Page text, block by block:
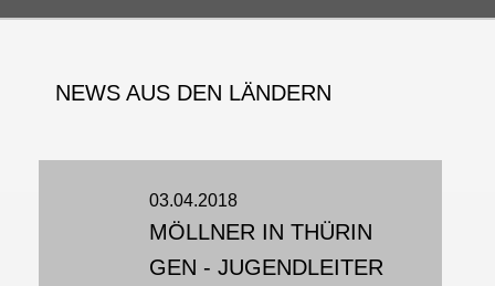
NEWS AUS DEN LÄNDERN
03.04.2018
MÖLLNER IN THÜRIN
GEN - JUGENDLEITER